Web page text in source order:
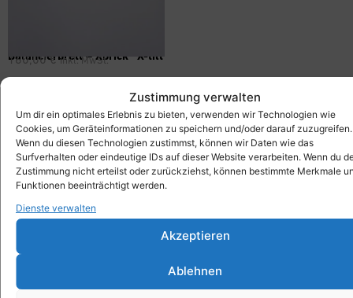
Zustimmung verwalten
Um dir ein optimales Erlebnis zu bieten, verwenden wir Technologien wie
Cookies, um Geräteinformationen zu speichern und/oder darauf zuzugreifen.
Wenn du diesen Technologien zustimmst, können wir Daten wie das
Surfverhalten oder eindeutige IDs auf dieser Website verarbeiten. Wenn du
Zustimmung nicht erteilst oder zurückziehst, können bestimmte Merkmale
Funktionen beeinträchtigt werden.
Dienste verwalten
Akzeptieren
Ablehnen
Balancierbrett – Xbrick® X-tilt
160,00€ inkl. MwSt.
Xbrick®
designed by wd3_spatial design
wd3 GmbH
Seidenstraße 57
70174 Stuttgart
+49 711 284 977 20